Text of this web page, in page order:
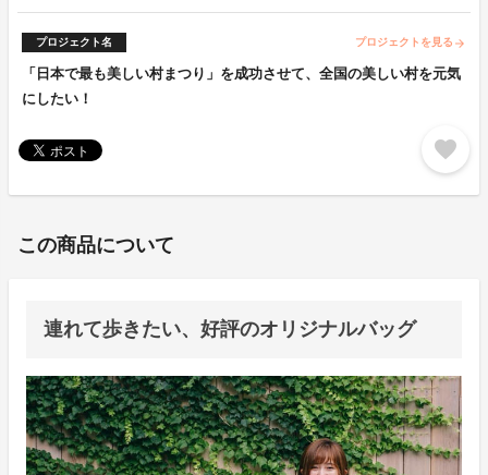
プロジェクト名 プロジェクトを見る arrow_forward
「日本で最も美しい村まつり」を成功させて、全国の美しい村を元気
にしたい！
favorite
この商品について
連れて歩きたい、好評のオリジナルバッグ